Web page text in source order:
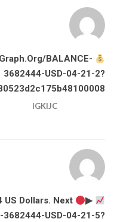
BALANCE-
3682444-USD-04-21-2?
IGKIJC
Get The Transfer Of 36,824.14 US Dollars. Next
▶
USD-04-21-5?